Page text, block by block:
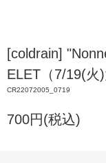
[coldrain]
ELET（7/19(火)
CR22072005_0719
700円(税込)